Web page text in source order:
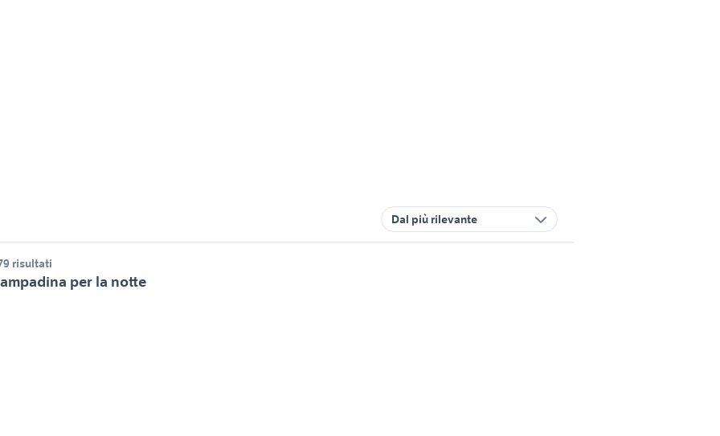
Dal più rilevante
risultati
per la notte